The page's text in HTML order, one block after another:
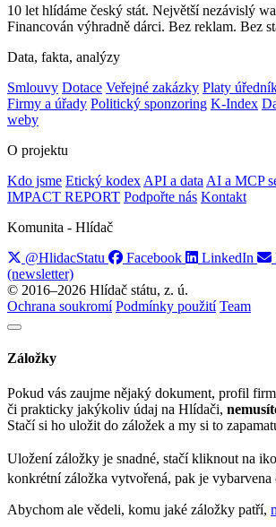
10 let hlídáme český stát. Největší nezávislý
Financován výhradně dárci. Bez reklam. Bez
Data, fakta, analýzy
Smlouvy Dotace Veřejné zakázky Platy
Firmy a úřady Politický sponzoring K-Index
weby
O projektu
Kdo jsme Etický kodex API a data AI a MCP
IMPACT REPORT Podpořte nás Kontakt
Komunita - Hlídač
@HlidacStatu
Facebook LinkedIn
(newsletter)
© 2016–2026 Hlídač státu, z. ú.
Ochrana soukromí Podmínky použití Team
Záložky
Pokud vás zaujme nějaký dokument, profil
či prakticky jakýkoliv údaj na Hlídači,
Stačí si ho uložit do záložek a my si to
Uložení záložky je snadné, stačí kliknout na
konkrétní záložka vytvořená, pak je vybarvena
Abychom ale vědeli, komu jaké záložky patří,